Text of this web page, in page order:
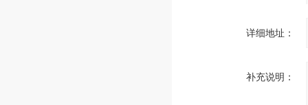
详细地址：
补充说明：